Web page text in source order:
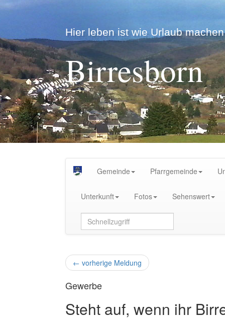
Hier leben ist wie Urlaub
Birresborn
Gemeinde Pfarrgemeinde
Unterkunft Fotos Sehenswert
← vorherige Meldung
Gewerbe
Steht auf, wenn ihr